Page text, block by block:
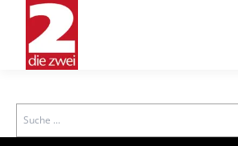
Search